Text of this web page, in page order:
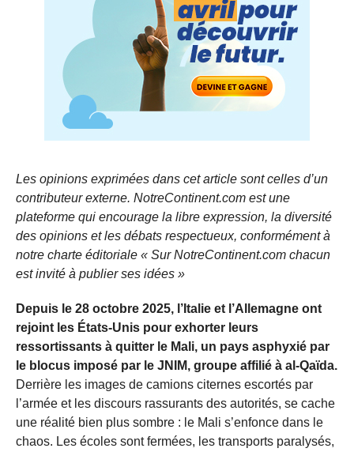
Les opinions exprimées dans cet article sont celles d’un
contributeur externe. NotreContinent.com est une
plateforme qui encourage la libre expression, la diversité
des opinions et les débats respectueux, conformément à
notre charte éditoriale « Sur NotreContinent.com chacun
est invité à publier ses idées »
Depuis le 28 octobre 2025, l’Italie et l’Allemagne ont
rejoint les États-Unis pour exhorter leurs
ressortissants à quitter le Mali, un pays asphyxié par
le blocus imposé par le JNIM, groupe affilié à al-Qaïda.
Derrière les images de camions citernes escortés par
l’armée et les discours rassurants des autorités, se cache
une réalité bien plus sombre : le Mali s’enfonce dans le
chaos. Les écoles sont fermées, les transports paralysés,